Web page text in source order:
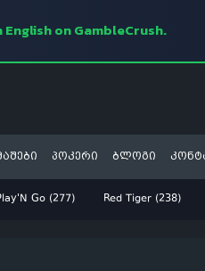
English on GambleCrush.
პოკერი ბლოგი
Go (277) Red Tiger (238)